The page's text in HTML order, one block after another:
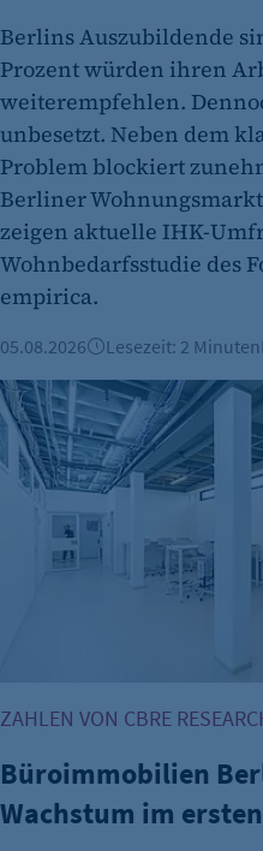
Berlins Auszubildende
Prozent würden ihren
weiterempfehlen.
unbesetzt. Neben dem
Problem blockiert
Berliner
zeigen aktuelle IHK-
Wohnbedarfsstudie des
empirica.
05.08.2026 Lesezeit: 2 Minuten
Büroimmobilien Berlin:
ZAHLEN VON CBRE
Büroimmobilien
Wachstum im